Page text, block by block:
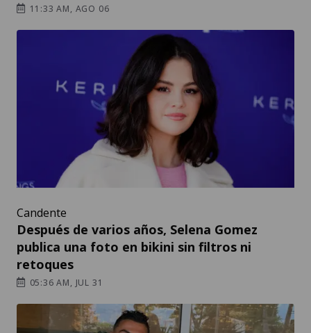
11:33 AM, AGO 06
Candente
Después de varios años, Selena Gomez
publica una foto en bikini sin filtros ni
retoques
05:36 AM, JUL 31